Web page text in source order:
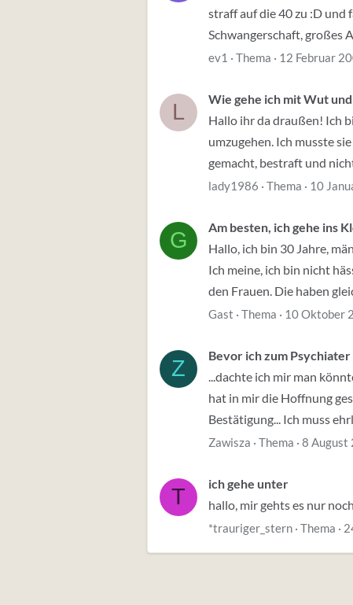
straff auf die 40 zu :D und
Schwangerschaft, großes
ev1 Thema 12 Februar
L
Wie gehe ich mit Wut
Hallo ihr da draußen! Ich
umzugehen. Ich musste
gemacht, bestraft und
lady1986 Thema 10
G
Am besten, ich gehe ins
Hallo, ich bin 30 Jahre,
Ich meine, ich bin nicht
den Frauen. Die haben
Gast Thema 10 Oktober
Z
Bevor ich zum Psychiater
...dachte ich mir man
hat in mir die Hoffnung
Bestätigung... Ich muss
Zawisza Thema 8 August
T
ich gehe unter
hallo, mir gehts es nur
*trauriger_stern Thema